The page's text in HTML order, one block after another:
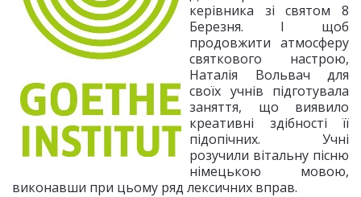
керівника зі святом 8
Березня. І щоб
продовжити атмосферу
святкового настрою,
Наталія Вольвач для
своїх учнів підготувала
заняття, що виявило
креативні здібності її
підопічних. Учні
розучили вітальну пісню
німецькою мовою,
виконавши при цьому ряд лексичних вправ.